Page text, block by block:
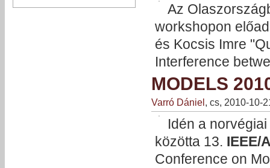
Az
workshopon
és Kocsis Imre
Interference
MODELS
Varró Dániel, cs, 2010-10-
Idén a
közötta 13. IEEE/
Conference on